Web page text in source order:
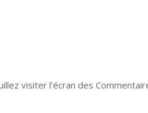
visiter l’écran des